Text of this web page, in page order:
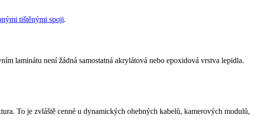
tištěnými spoji.
laminátu není žádná samostatná akrylátová nebo epoxidová vrstva lepidla.
To je zvláště cenné u dynamických ohebných kabelů, kamerových modulů,